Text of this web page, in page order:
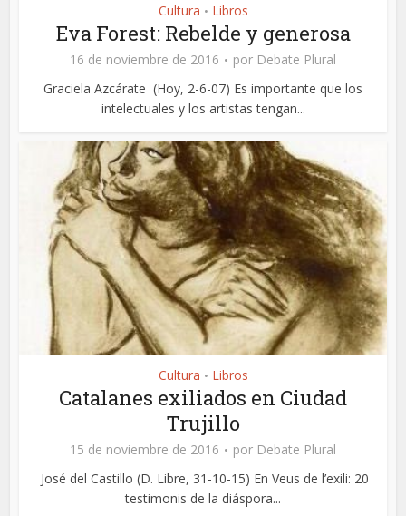
Cultura • Libros
Eva Forest: Rebelde y generosa
16 de noviembre de 2016 por Debate Plural
Graciela Azcárate (Hoy, 2-6-07) Es importante que los
intelectuales y los artistas tengan...
Cultura • Libros
Catalanes exiliados en Ciudad
Trujillo
15 de noviembre de 2016 por Debate Plural
José del Castillo (D. Libre, 31-10-15) En Veus de l’exili: 20
testimonis de la diáspora...